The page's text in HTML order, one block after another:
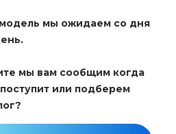
мы ожидаем со дня
мы вам сообщим когда
или подберем